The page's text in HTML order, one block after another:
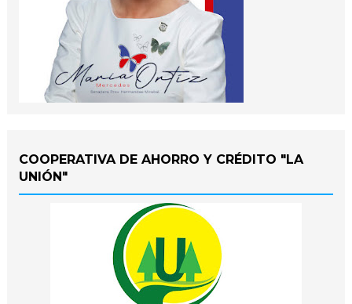
COOPERATIVA DE AHORRO Y CRÉDITO "LA
UNIÓN"